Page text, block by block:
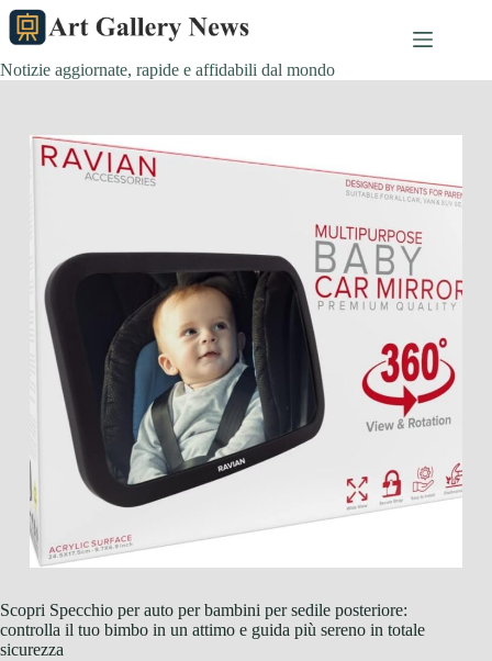
Salta
contenuto
Notizie aggiornate, rapide e affidabili dal mondo
Scopri Specchio per auto per bambini per sedile posteriore:
controlla il tuo bimbo in un attimo e guida più sereno in totale
sicurezza